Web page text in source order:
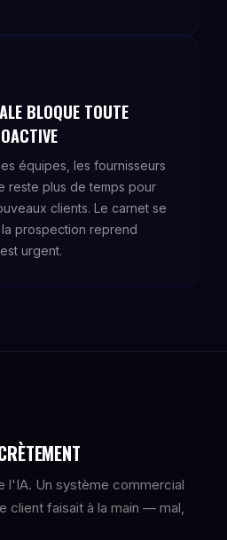
BLOQUE TOUTE
équipes, les fournisseurs
reste plus de temps pour
clients. Le carnet se
prospection reprend
urgent.
l'IA. Un système commercial
client faisait à la main — mal,